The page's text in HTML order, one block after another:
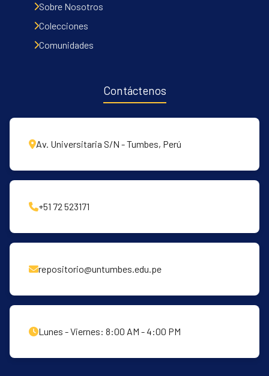
Sobre Nosotros
Colecciones
Comunidades
Contáctenos
Av. Universitaria S/N - Tumbes, Perú
+51 72 523171
repositorio@untumbes.edu.pe
Lunes - Viernes: 8:00 AM - 4:00 PM